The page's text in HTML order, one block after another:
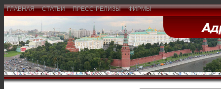
ГЛАВНАЯ СТАТЬИ ПРЕСС-РЕЛИЗЫ ФИРМЫ